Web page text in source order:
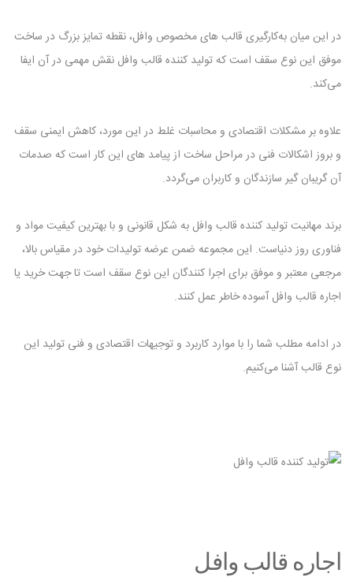
در این میان به‌کارگیری قالب ‌های مخصوص وافل، نقطه تمایز بزرگ در ساخت
موفق این نوع سقف است که تولید کننده قالب وافل نقش مهمی در آن ایفا
می‌کند.
علاوه بر مشکلات اقتصادی و محاسبات غلط در این مورد، کاهش ایمنی سقف
و بروز اشکالات فنی در مراحل ساخت از پیامد های این کار است که صدمات
آن گریبان گیر سازندگان و کاربران می‌گردد.
برند مهانیت تولید کننده قالب وافل به شکل قانونی و با بهترین کیفیت مواد و
فناوری روز دنیاست. این مجموعه ضمن عرضه تولیدات خود در مقیاس بالا،
مرجعی معتبر و موفق برای اجرا کنندگان این نوع سقف است تا جهت خرید یا
اجاره قالب وافل آسوده‌ خاطر عمل کنند.
در ادامه مطلب شما را با موارد کاربرد و توجیهات اقتصادی و فنی تولید این
نوع قالب آشنا می‌کنیم.
اجاره قالب وافل